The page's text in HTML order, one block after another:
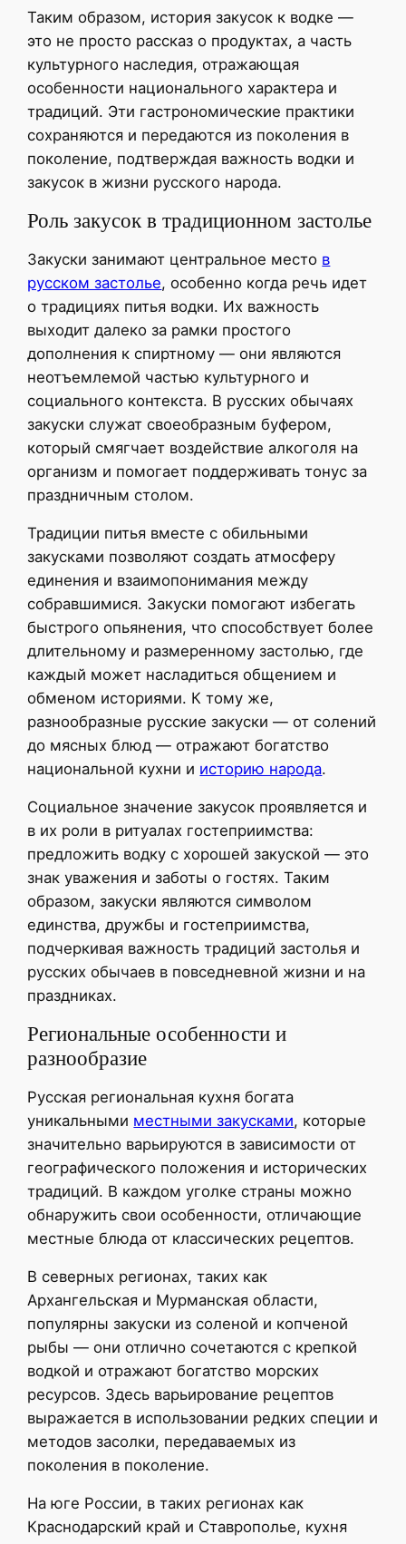
Таким образом, история закусок к водке —
это не просто рассказ о продуктах, а часть
культурного наследия, отражающая
особенности национального характера и
традиций. Эти гастрономические практики
сохраняются и передаются из поколения в
поколение, подтверждая важность водки и
закусок в жизни русского народа.
Роль закусок в традиционном застолье
Закуски занимают центральное место в
русском застолье, особенно когда речь идет
о традициях питья водки. Их важность
выходит далеко за рамки простого
дополнения к спиртному — они являются
неотъемлемой частью культурного и
социального контекста. В русских обычаях
закуски служат своеобразным буфером,
который смягчает воздействие алкоголя на
организм и помогает поддерживать тонус за
праздничным столом.
Традиции питья вместе с обильными
закусками позволяют создать атмосферу
единения и взаимопонимания между
собравшимися. Закуски помогают избегать
быстрого опьянения, что способствует более
длительному и размеренному застолью, где
каждый может насладиться общением и
обменом историями. К тому же,
разнообразные русские закуски — от солений
до мясных блюд — отражают богатство
национальной кухни и историю народа.
Социальное значение закусок проявляется и
в их роли в ритуалах гостеприимства:
предложить водку с хорошей закуской — это
знак уважения и заботы о гостях. Таким
образом, закуски являются символом
единства, дружбы и гостеприимства,
подчеркивая важность традиций застолья и
русских обычаев в повседневной жизни и на
праздниках.
Региональные особенности и
разнообразие
Русская региональная кухня богата
уникальными местными закусками, которые
значительно варьируются в зависимости от
географического положения и исторических
традиций. В каждом уголке страны можно
обнаружить свои особенности, отличающие
местные блюда от классических рецептов.
В северных регионах, таких как
Архангельская и Мурманская области,
популярны закуски из соленой и копченой
рыбы — они отлично сочетаются с крепкой
водкой и отражают богатство морских
ресурсов. Здесь варьирование рецептов
выражается в использовании редких специи и
методов засолки, передаваемых из
поколения в поколение.
На юге России, в таких регионах как
Краснодарский край и Ставрополье, кухня